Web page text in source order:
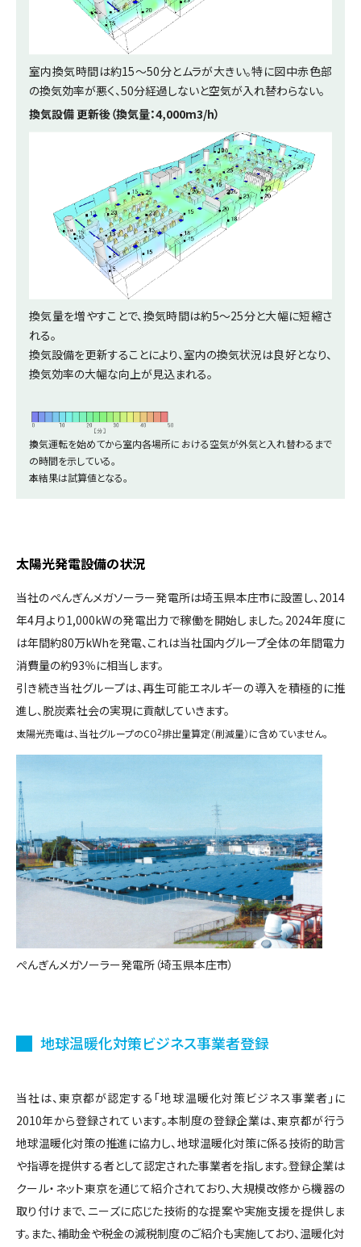
室内換気時間は約15～50分とムラが大きい。特に図中赤色部
の換気効率が悪く、50分経過しないと空気が入れ替わらない。
換気設備 更新後（換気量：4,000m3/h）
換気量を増やすことで、換気時間は約5～25分と大幅に短縮さ
れる。
換気設備を更新することにより、室内の換気状況は良好となり、
換気効率の大幅な向上が見込まれる。
※
換気運転を始めてから室内各場所における空気が外気と入れ替わるまで
の時間を示している。
※
本結果は試算値となる。
太陽光発電設備の状況
ぺんぎんメガソーラー発電所（埼玉県本庄市）
当社のぺんぎんメガソーラー発電所は埼玉県本庄市に設置し、2014
年4月より1,000kWの発電出力で稼働を開始しました。2024年度に
は年間約80万kWhを発電、これは当社国内グループ全体の年間電力
消費量の約93％に相当します。
引き続き当社グループは、再生可能エネルギーの導入を積極的に推
進し、脱炭素社会の実現に貢献していきます。
※
太陽光売電は、当社グループのCO2排出量算定（削減量）に含めていません。
地球温暖化対策ビジネス事業者登録
当社は、東京都が認定する「地球温暖化対策ビジネス事業者」に
2010年から登録されています。本制度の登録企業は、東京都が行う
地球温暖化対策の推進に協力し、地球温暖化対策に係る技術的助言
や指導を提供する者として認定された事業者を指します。登録企業は
クール・ネット東京を通じて紹介されており、大規模改修から機器の
取り付けまで、ニーズに応じた技術的な提案や実施支援を提供しま
す。また、補助金や税金の減税制度のご紹介も実施しており、温暖化対